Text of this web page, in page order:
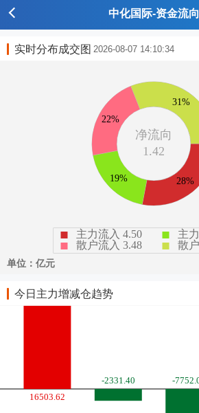
中化国际-资金流向
实时分布成交图 2026-08-07 14:10:34
今日主力增减仓趋势